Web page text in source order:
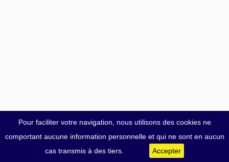
Pour faciliter votre navigation, nous utilisons des cookies ne
comportant aucune information personnelle et qui ne sont en aucun
cas transmis à des tiers.
Accepter